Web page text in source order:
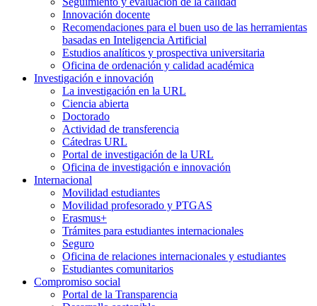
Innovación docente
Recomendaciones para el buen uso de las herramientas
basadas en Inteligencia Artificial
Estudios analíticos y prospectiva universitaria
Oficina de ordenación y calidad académica
Investigación e innovación
La investigación en la URL
Ciencia abierta
Doctorado
Actividad de transferencia
Cátedras URL
Portal de investigación de la URL
Oficina de investigación e innovación
Internacional
Movilidad estudiantes
Movilidad profesorado y PTGAS
Erasmus+
Trámites para estudiantes internacionales
Seguro
Oficina de relaciones internacionales y estudiantes
Estudiantes comunitarios
Compromiso social
Portal de la Transparencia